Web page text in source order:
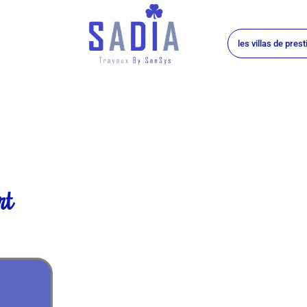
les villas de